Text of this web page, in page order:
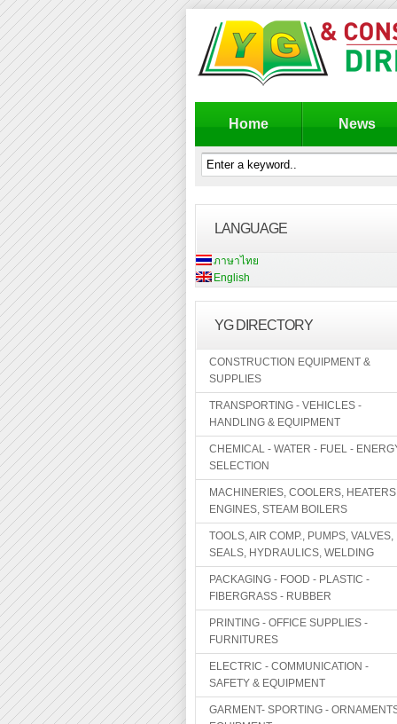
Home News
LANGUAGE
ภาษาไทย
English
YG DIRECTORY
CONSTRUCTION EQUIPMENT &
SUPPLIES
TRANSPORTING - VEHICLES -
HANDLING & EQUIPMENT
CHEMICAL - WATER - FUEL -
SELECTION
MACHINERIES, COOLERS,
ENGINES, STEAM BOILERS
TOOLS, AIR COMP., PUMPS, VALVES,
SEALS, HYDRAULICS, WELDING
PACKAGING - FOOD - PLASTIC -
FIBERGRASS - RUBBER
PRINTING - OFFICE SUPPLIES -
FURNITURES
ELECTRIC - COMMUNICATION -
SAFETY & EQUIPMENT
GARMENT- SPORTING -